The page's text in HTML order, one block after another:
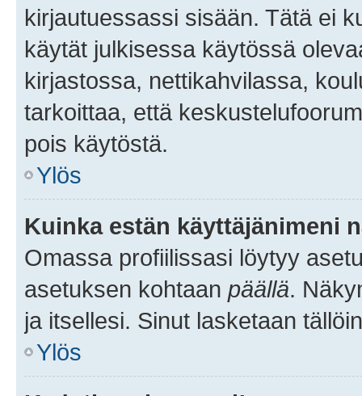
kirjautuessassi sisään. Tätä ei
käytät julkisessa käytössä
kirjastossa, nettikahvilassa,
tarkoittaa, että
pois käytöstä.
Ylös
Kuinka estän käyttäjänimeni
Omassa profiilissasi löytyy
asetuksen kohtaan päällä.
ja itsellesi. Sinut lasketaan
Ylös